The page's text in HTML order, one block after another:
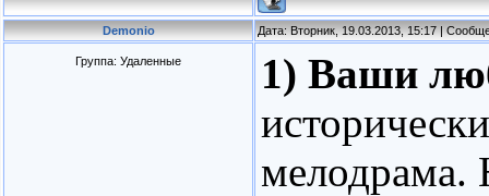
Demonio Дата: Вторник, 19.03.2013, 15:17 |
Группа: Удаленные
1) Ваши
мелодрама.